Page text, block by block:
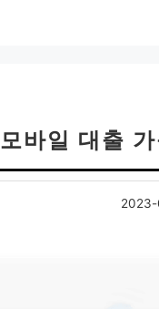
모바일 대출